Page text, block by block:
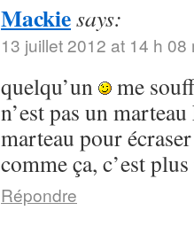
Mackiesays:
13 juillet 2012 at 14 h 08
quelqu’un
me
n’est pas un
marteau pour
comme ça, c’est
Répondre